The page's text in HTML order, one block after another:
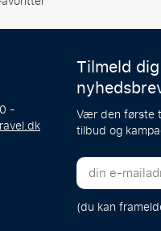
-
Tilmeld
Vær den første
tilbud og
(du kan